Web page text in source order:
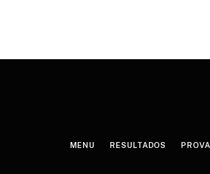
MENU RESULTADOS